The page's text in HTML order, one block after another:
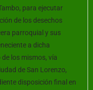
para ejecutar
de los desechos
parroquial y sus
a dicha
los mismos, vía
de San Lorenzo,
disposición final en